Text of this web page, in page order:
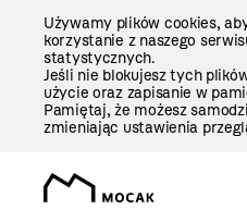
Używamy plików cookies,
korzystanie z naszego
statystycznych.
Jeśli nie blokujesz tych
użycie oraz zapisanie w
Pamiętaj, że możesz
zmieniając ustawienia